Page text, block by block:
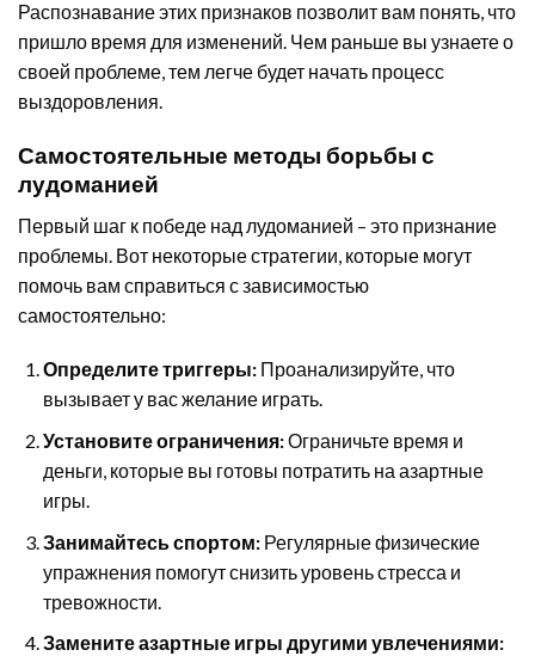
Распознавание этих признаков позволит вам понять, что
пришло время для изменений. Чем раньше вы узнаете о
своей проблеме, тем легче будет начать процесс
выздоровления.
Самостоятельные методы борьбы с
лудоманией
Первый шаг к победе над лудоманией – это признание
проблемы. Вот некоторые стратегии, которые могут
помочь вам справиться с зависимостью
самостоятельно:
Определите триггеры:Проанализируйте, что
вызывает у вас желание играть.
Установите ограничения:Ограничьте время и
деньги, которые вы готовы потратить на азартные
игры.
Занимайтесь спортом:Регулярные физические
упражнения помогут снизить уровень стресса и
тревожности.
Замените азартные игры другими увлечениями: